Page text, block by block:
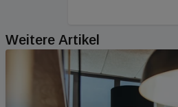
Weitere Artikel